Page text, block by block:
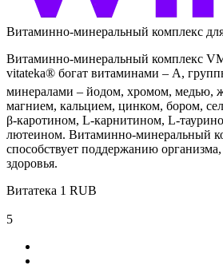
Витаминно-минеральный комплекс
Витаминно-минеральный комплекс
vitateka® богат витаминами – А,
минералами – йодом, хромом, медью,
магнием, кальцием, цинком, бором,
β-каротином, L-карнитином, L-
лютеином. Витаминно-минеральный
способствует поддержанию
здоровья.
Витатека 1 RUB
5